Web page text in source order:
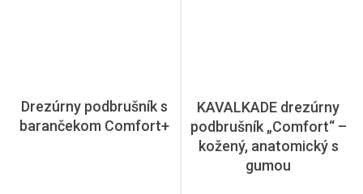
Drezúrny podbrušník s
barančekom Comfort+
KAVALKADE drezúrny
podbrušník „Comfort“ –
kožený, anatomický s
gumou